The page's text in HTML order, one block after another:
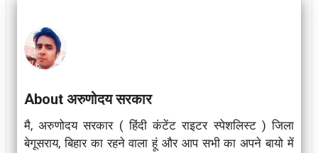
About अरुणोदय सरकार
मै, अरुणोदय सरकार ( हिंदी कंटेंट राइटर स्पेशलिस्ट ) जिला
बेगूसराय, बिहार का रहने वाला हूं और आप सभी का अपने बायो में